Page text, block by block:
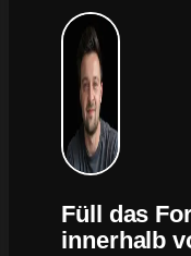
Füll das
innerhalb